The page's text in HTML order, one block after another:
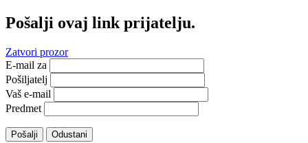
Pošalji ovaj link prijatelju.
Zatvori prozor
E-mail za
Pošiljatelj
Vaš e-mail
Predmet
Pošalji Odustani